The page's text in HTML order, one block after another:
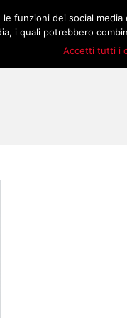
MATCH
funzioni dei social
i quali potrebbero
Accetti tutti i